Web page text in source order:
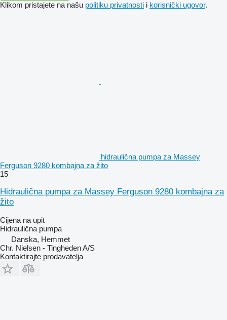
Klikom pristajete na našu politiku privatnosti i korisnički ugovor.
hidraulična pumpa za Massey
Ferguson 9280 kombajna za žito
15
Hidraulična pumpa za Massey Ferguson 9280 kombajna za
žito
Cijena na upit
Hidraulična pumpa
Danska, Hemmet
Chr. Nielsen - Tingheden A/S
Kontaktirajte prodavatelja